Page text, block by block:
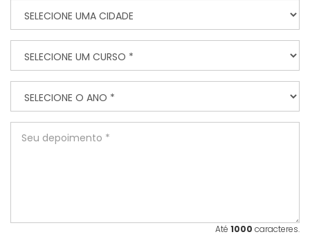
Até 1000 caracteres.